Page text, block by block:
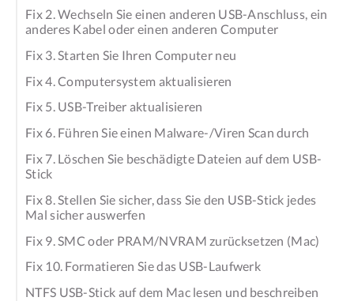
Fix 2. Wechseln Sie einen anderen USB-Anschluss, ein
anderes Kabel oder einen anderen Computer
Fix 3. Starten Sie Ihren Computer neu
Fix 4. Computersystem aktualisieren
Fix 5. USB-Treiber aktualisieren
Fix 6. Führen Sie einen Malware-/Viren Scan durch
Fix 7. Löschen Sie beschädigte Dateien auf dem USB-
Stick
Fix 8. Stellen Sie sicher, dass Sie den USB-Stick jedes
Mal sicher auswerfen
Fix 9. SMC oder PRAM/NVRAM zurücksetzen (Mac)
Fix 10. Formatieren Sie das USB-Laufwerk
NTFS USB-Stick auf dem Mac lesen und beschreiben